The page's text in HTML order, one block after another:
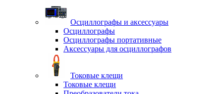
Осциллографы и аксессуары
Осциллографы
Осциллографы портативные
Аксессуары для осциллографов
Токовые клещи
Токовые клещи